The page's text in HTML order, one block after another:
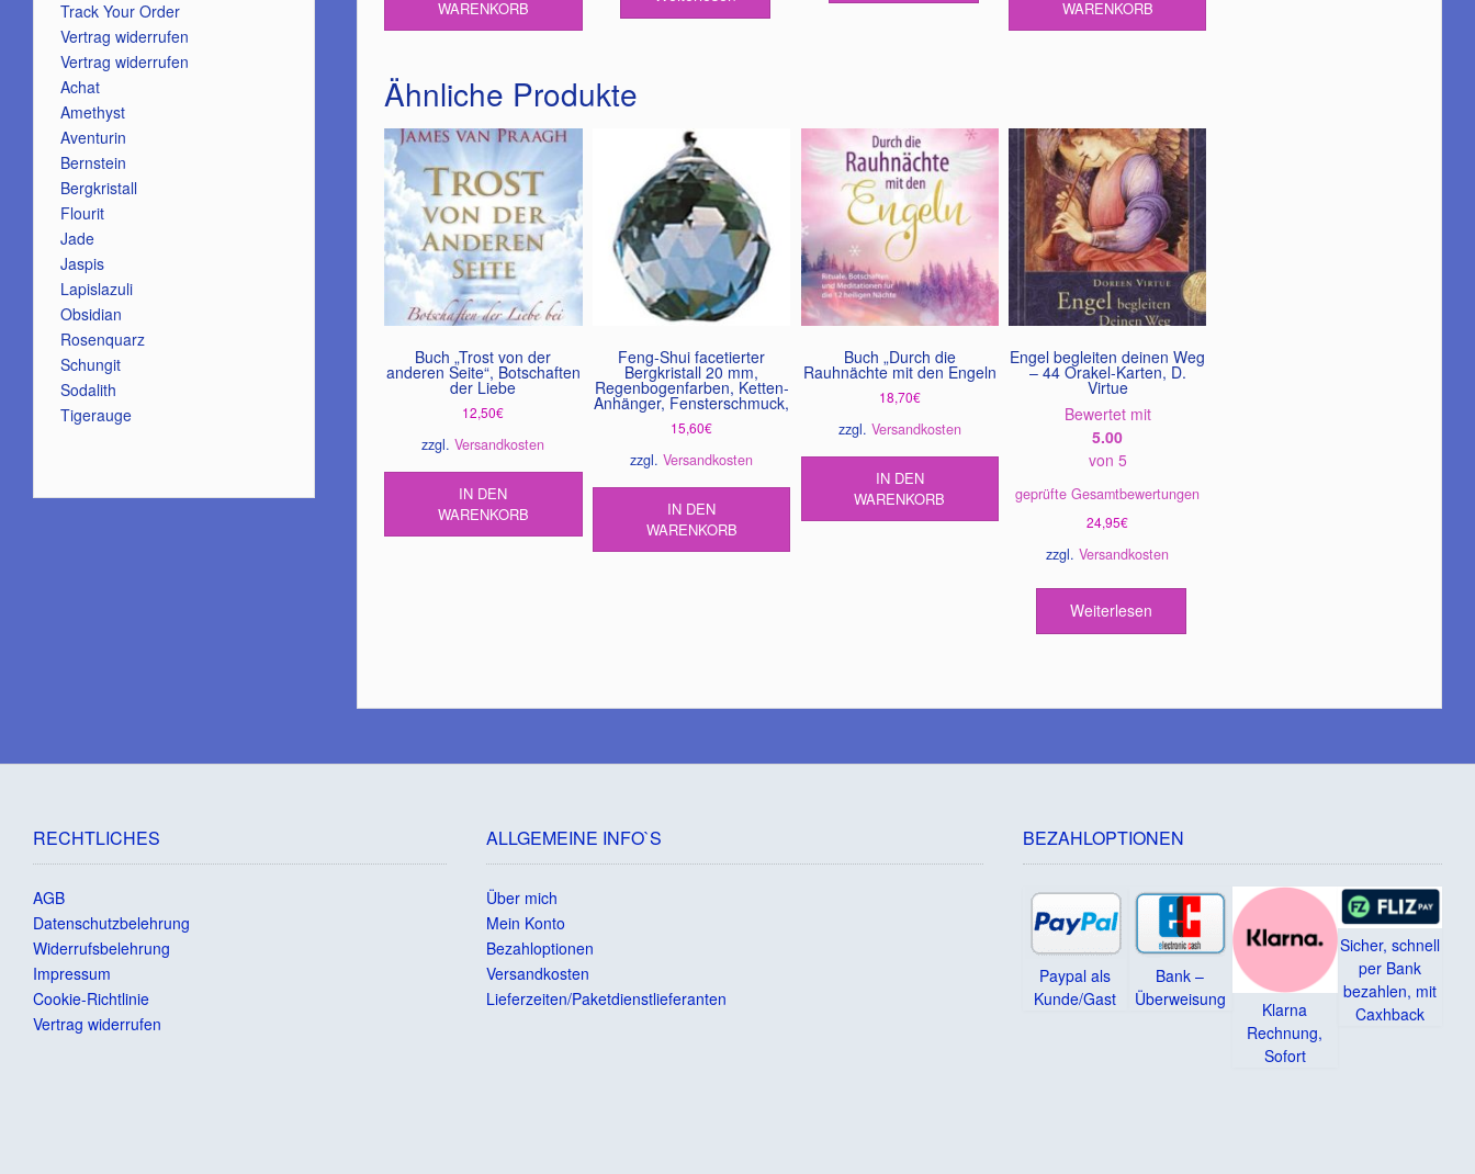
WARENKORB
WARENKORB
Ähnliche Produkte
Buch „Trost von der
anderen Seite“, Botschaften
der Liebe
12,50€
zzgl.Versandkosten
IN DEN
WARENKORB
Feng-Shui facetierter
Bergkristall 20 mm,
Regenbogenfarben, Ketten-
Anhänger, Fensterschmuck,
15,60€
zzgl.Versandkosten
IN DEN
WARENKORB
Buch „Durch die
Rauhnächte mit den Engeln
18,70€
zzgl. Versandkosten
IN DEN
WARENKORB
Engel begleiten deinen Weg
– 44 Orakel-Karten, D.
Virtue
Bewertet mit
5.00
von 5
geprüfte Gesamtbewertungen
24,95€
zzgl.Versandkosten
Weiterlesen
Track Your Order
Vertrag widerrufen
Vertrag widerrufen
Achat
Amethyst
Aventurin
Bernstein
Bergkristall
Flourit
Jade
Jaspis
Lapislazuli
Obsidian
Rosenquarz
Schungit
Sodalith
Tigerauge
RECHTLICHES
AGB
Datenschutzbelehrung
Widerrufsbelehrung
Impressum
Cookie-Richtlinie
Vertrag widerrufen
ALLGEMEINE INFO`S
Über mich
Mein Konto
Bezahloptionen
Versandkosten
Lieferzeiten/Paketdienstlieferanten
BEZAHLOPTIONEN
Paypal als
Kunde/Gast
Bank –
Überweisung
Klarna
Rechnung,
Sofort
Sicher, schnell
per Bank
bezahlen, mit
Caxhback